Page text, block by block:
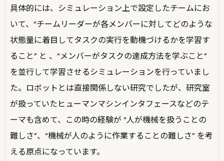
具体的には、シミュレーション上で設定したチームにお
いて、“チームリーダーが各メンバーに対してどのような
状態量に着目してタスクの実行を動機づけるかを学習す
ること” と 、“メンバーがタスクの達成方法を学ぶこと”
を並行して学習させるシミュレーションを行っていまし
た。ロボットとは直接関係しない研究でしたが、研究室
が扱っていたヒューマンマシンインタフェースなどのテ
ーマも含めて、この時の経験が “人が機械を扱うことの
難しさ”、“機械が人のように作業することの難しさ” を考
える原点になっています。